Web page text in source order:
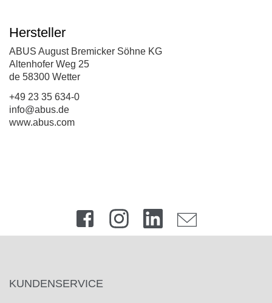
Hersteller
ABUS August Bremicker Söhne KG
Altenhofer Weg 25
de 58300 Wetter
+49 23 35 634-0
info@abus.de
www.abus.com
KUNDENSERVICE